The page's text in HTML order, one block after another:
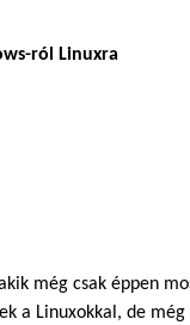
ról Linuxra
még csak éppen
a Linuxokkal, de